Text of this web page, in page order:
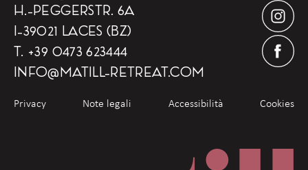
H.-PEGGERSTR. 6A
I-39021 LACES (BZ)
T. +39 0473 623444
INFO@MATILL-RETREAT.COM
Privacy Note legali Accessibilità Cookies